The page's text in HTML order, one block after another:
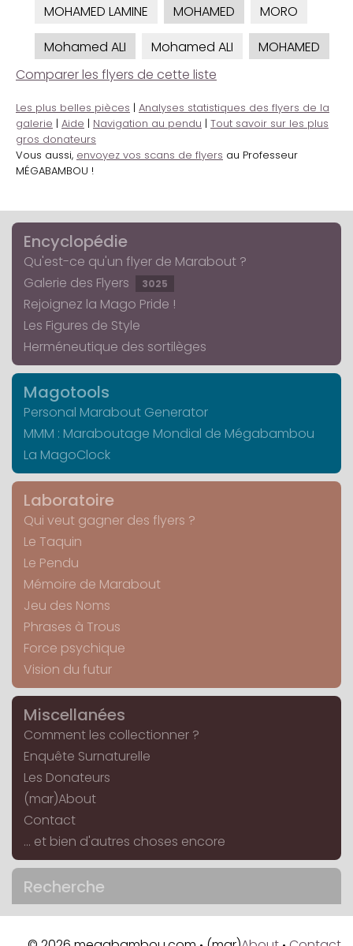
MOHAMED LAMINE
MOHAMED
MORO
Mohamed ALI
Mohamed ALI
MOHAMED
Comparer les flyers de cette liste
Les plus belles pièces | Analyses statistiques des flyers de la
galerie | Aide | Navigation au pendu | Tout savoir sur les plus
gros donateurs
Vous aussi, envoyez vos scans de flyers au Professeur
MÉGABAMBOU !
Encyclopédie
Qu'est-ce qu'un flyer de Marabout ?
Galerie des Flyers
3025
Rejoignez la Mago Pride !
Les Figures de Style
Herméneutique des sortilèges
Magotools
Personal Marabout Generator
MMM : Maraboutage Mondial de Mégabambou
La MagoClock
Laboratoire
Qui veut gagner des flyers ?
Le Taquin
Le Pendu
Mémoire de Marabout
Jeu des Noms
Phrases à Trous
Force psychique
Vision du futur
Miscellanées
Comment les collectionner ?
Enquête Surnaturelle
Les Donateurs
(mar)About
Contact
... et bien d'autres choses encore
Recherche